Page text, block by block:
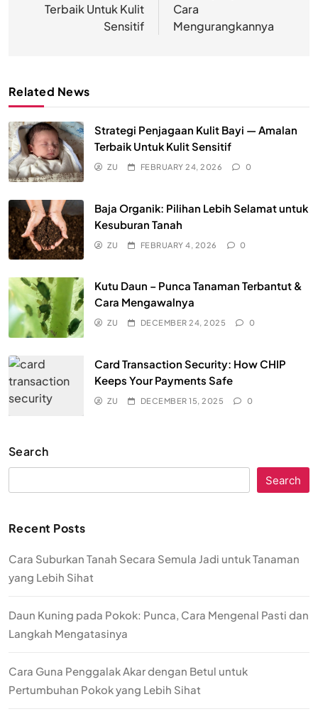
Terbaik Untuk Kulit
Sensitif
Cara
Mengurangkannya
Related News
Strategi Penjagaan Kulit Bayi — Amalan
Terbaik Untuk Kulit Sensitif
ZU FEBRUARY 24, 2026 0
Baja Organik: Pilihan Lebih Selamat untuk
Kesuburan Tanah
ZU FEBRUARY 4, 2026 0
Kutu Daun – Punca Tanaman Terbantut &
Cara Mengawalnya
ZU DECEMBER 24, 2025 0
Card Transaction Security: How CHIP
Keeps Your Payments Safe
ZU DECEMBER 15, 2025 0
Search
Search
Recent Posts
Cara Suburkan Tanah Secara Semula Jadi untuk Tanaman
yang Lebih Sihat
Daun Kuning pada Pokok: Punca, Cara Mengenal Pasti dan
Langkah Mengatasinya
Cara Guna Penggalak Akar dengan Betul untuk
Pertumbuhan Pokok yang Lebih Sihat